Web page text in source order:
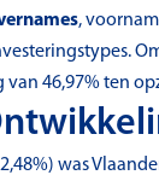
,
46,97% ten
was